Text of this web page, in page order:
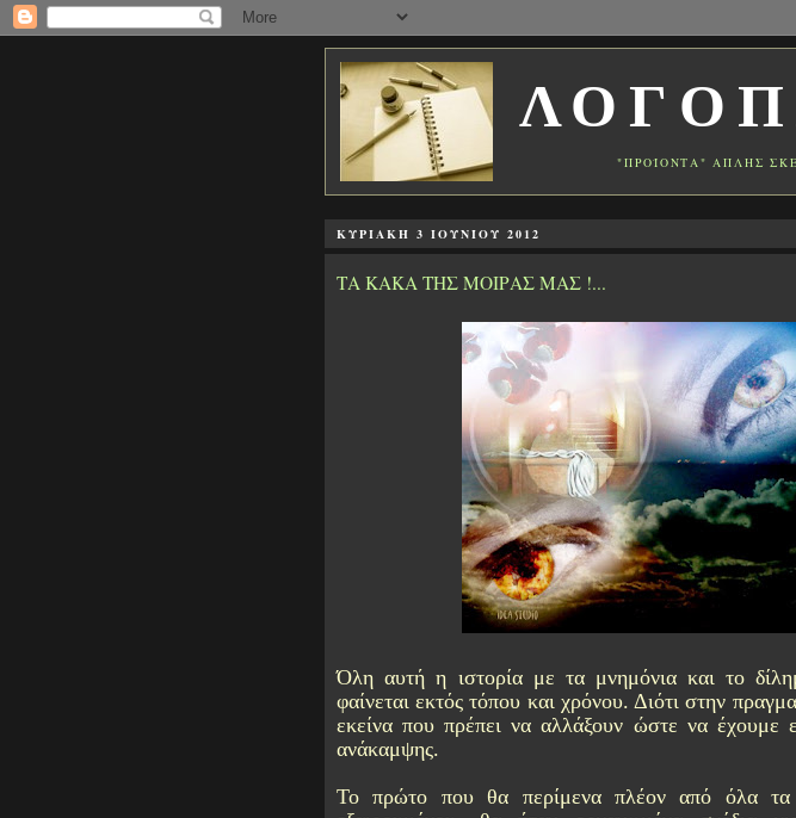
"ΠΡΟΪΟΝΤΑ" ΑΠΛΗΣ
ΚΥΡΙΑΚΉ 3 ΙΟΥΝΊΟΥ 2012
ΤΑ ΚΑΚΑ ΤΗΣ ΜΟΙΡΑΣ ΜΑΣ !...
Όλη αυτή η ιστορία με τα μνημόνια και το
φαίνεται εκτός τόπου και χρόνου. Διότι στην
εκείνα που πρέπει να αλλάξουν ώστε να έχουμε
ανάκαμψης.
Το πρώτο που θα περίμενα πλέον από όλα τα